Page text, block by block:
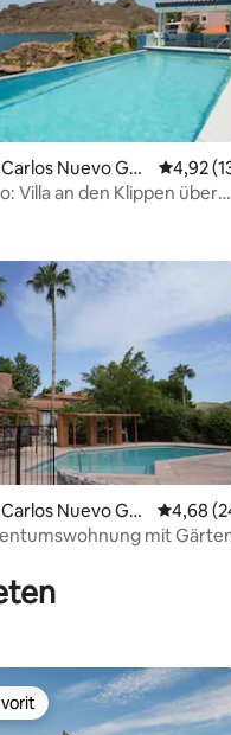
4,91 von 5, 11
Nuevo Gua
4,92
Villa an den Klippen über
4,88 von 5, 148
Carlos Nuevo Gu
4,68
mit